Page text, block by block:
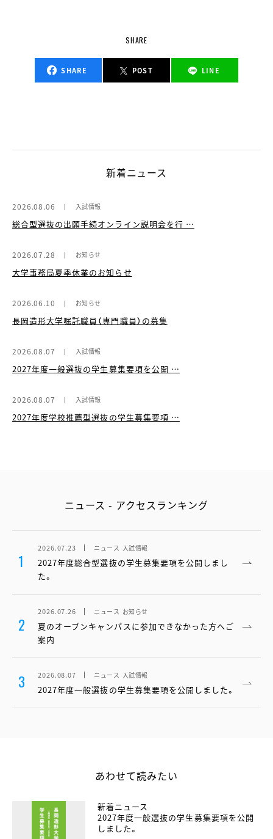
SHARE
SHARE POST LINE
新着ニュース
2026.08.06 入試情報
総合型選抜の出願手続オンライン説明会を行 …
2026.07.28 お知らせ
大学事務局夏季休業のお知らせ
2026.06.10 お知らせ
長岡造形大学嘱託職員（専門職員）の募集
2026.08.07 入試情報
2027年度一般選抜の学生募集要項を公開 …
2026.08.07 入試情報
2027年度学校推薦型選抜の学生募集要項 …
ニュース - アクセスランキング
1
2026.07.23 ニュース 入試情報
2027年度総合型選抜の学生募集要項を公開しまし
た。
2
2026.07.26 ニュース お知らせ
夏のオープンキャンパスに参加できなかった方へご
案内
3 2026.08.07 ニュース 入試情報
2027年度一般選抜の学生募集要項を公開しました。
あわせて読みたい
新着ニュース
2027年度一般選抜の学生募集要項を公開
しました。